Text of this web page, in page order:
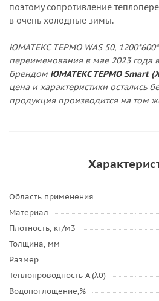
поэтому сопротивление
в очень холодные зимы.
ЮМАТЕКС ТЕРМО WAS 50,
переименования в мае 2023 года
брендом ЮМАТЕКС ТЕРМО Smart
цена и характеристики остались
продукция производится на том
Область применения
Материал
Плотность, кг/м3
Толщина, мм
Размер
Теплопроводность А (λ0)
Водопоглощение,%